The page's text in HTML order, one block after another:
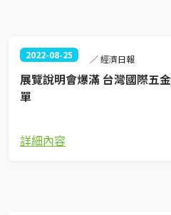
2022-08-25 ／ 經濟日報
展覽說明會爆滿 台灣國際五
單
詳細內容